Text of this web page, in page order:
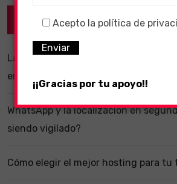
Recent Posts
La importancia de un software ERP
empresa
WhatsApp y la localización en
siendo vigilado?
Cómo elegir el mejor hosting para tu
Acepto la política de
¡¡Gracias por tu apoyo!!